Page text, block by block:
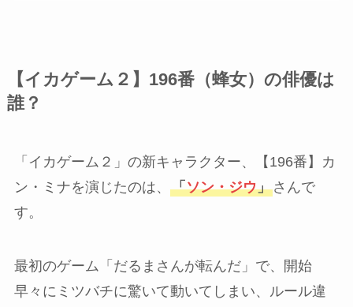
【イカゲーム２】196番（蜂女）の俳優は
誰？
「イカゲーム２」の新キャラクター、【196番】カ
ン・ミナを演じたのは、 「ソン・ジウ」さんで
す。
最初のゲーム「だるまさんが転んだ」で、開始
早々にミツバチに驚いて動いてしまい、ルール違